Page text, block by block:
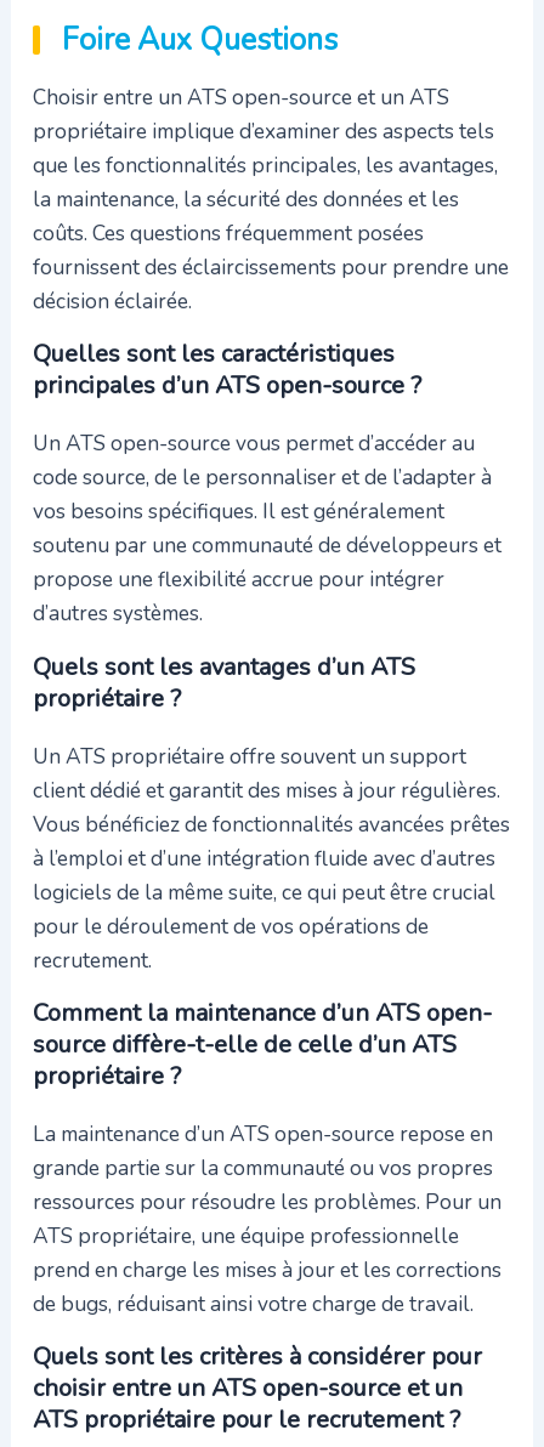
Foire Aux Questions
Choisir entre un ATS open-source et un ATS
propriétaire implique d’examiner des aspects tels
que les fonctionnalités principales, les avantages,
la maintenance, la sécurité des données et les
coûts. Ces questions fréquemment posées
fournissent des éclaircissements pour prendre une
décision éclairée.
Quelles sont les caractéristiques
principales d’un ATS open-source ?
Un ATS open-source vous permet d’accéder au
code source, de le personnaliser et de l’adapter à
vos besoins spécifiques. Il est généralement
soutenu par une communauté de développeurs et
propose une flexibilité accrue pour intégrer
d’autres systèmes.
Quels sont les avantages d’un ATS
propriétaire ?
Un ATS propriétaire offre souvent un support
client dédié et garantit des mises à jour régulières.
Vous bénéficiez de fonctionnalités avancées prêtes
à l’emploi et d’une intégration fluide avec d’autres
logiciels de la même suite, ce qui peut être crucial
pour le déroulement de vos opérations de
recrutement.
Comment la maintenance d’un ATS open-
source diffère-t-elle de celle d’un ATS
propriétaire ?
La maintenance d’un ATS open-source repose en
grande partie sur la communauté ou vos propres
ressources pour résoudre les problèmes. Pour un
ATS propriétaire, une équipe professionnelle
prend en charge les mises à jour et les corrections
de bugs, réduisant ainsi votre charge de travail.
Quels sont les critères à considérer pour
choisir entre un ATS open-source et un
ATS propriétaire pour le recrutement ?